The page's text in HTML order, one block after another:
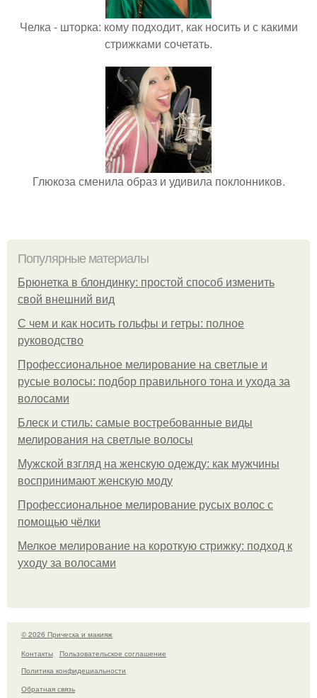
Челка - шторка: кому подходит, как носить и с какими
стрижками сочетать.
Глюкоза сменила образ и удивила поклонников.
Популярные материалы
Брюнетка в блондинку: простой способ изменить
свой внешний вид
С чем и как носить гольфы и гетры: полное
руководство
Профессиональное мелирование на светлые и
русые волосы: подбор правильного тона и ухода за
волосами
Блеск и стиль: самые востребованные виды
мелирования на светлые волосы
Мужской взгляд на женскую одежду: как мужчины
воспринимают женскую моду
Профессиональное мелирование русых волос с
помощью чёлки
Мелкое мелирование на короткую стрижку: подход к
уходу за волосами
© 2026 Прическа и макияж
Контакты
Пользовательское соглашение
Политика конфидециальности
Обратная связь